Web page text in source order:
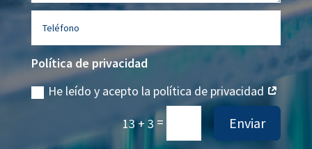
Política de privacidad
He leído y acepto la política de privacidad
13 + 3 = Enviar